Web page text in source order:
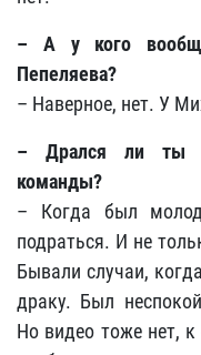
– А у кого
Пепеляева?
– Наверное, нет. У
– Дрался ли ты с
команды?
– Когда был
подраться. И не
Бывали случаи,
драку. Был
Но видео тоже нет,